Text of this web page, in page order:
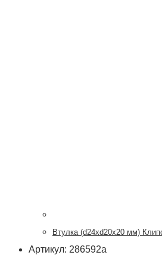
Втулка (d24xd20x20 мм)
Артикул: 286592a